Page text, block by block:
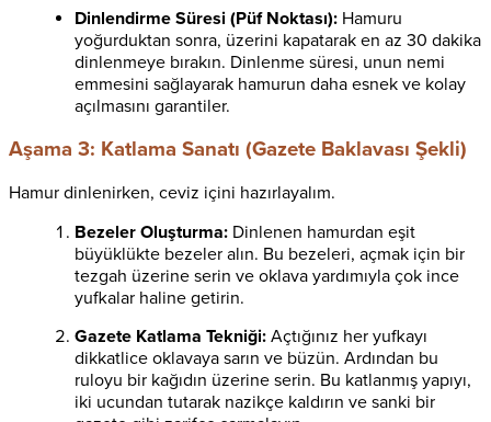
Dinlendirme Süresi (Püf Noktası): Hamuru
yoğurduktan sonra, üzerini kapatarak en az 30 dakika
dinlenmeye bırakın. Dinlenme süresi, unun nemi
emmesini sağlayarak hamurun daha esnek ve kolay
açılmasını garantiler.
Aşama 3: Katlama Sanatı (Gazete Baklavası Şekli)
Hamur dinlenirken, ceviz içini hazırlayalım.
Bezeler Oluşturma: Dinlenen hamurdan eşit
büyüklükte bezeler alın. Bu bezeleri, açmak için bir
tezgah üzerine serin ve oklava yardımıyla çok ince
yufkalar haline getirin.
Gazete Katlama Tekniği: Açtığınız her yufkayı
dikkatlice oklavaya sarın ve büzün. Ardından bu
ruloyu bir kağıdın üzerine serin. Bu katlanmış yapıyı,
iki ucundan tutarak nazikçe kaldırın ve sanki bir